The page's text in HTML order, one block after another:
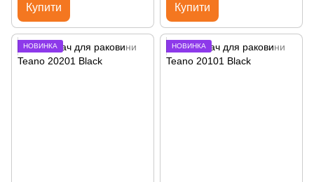
Купити Купити
НОВИНКА НОВИНКА